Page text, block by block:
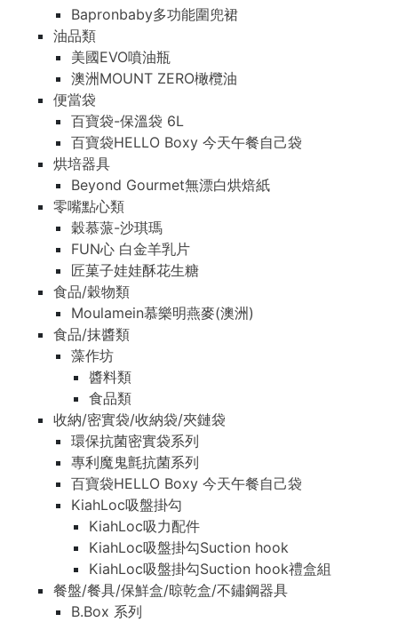
Bapronbaby多功能圍兜裙
油品類
美國EVO噴油瓶
澳洲MOUNT ZERO橄欖油
便當袋
百寶袋-保溫袋 6L
百寶袋HELLO Boxy 今天午餐自己袋
烘培器具
Beyond Gourmet無漂白烘焙紙
零嘴點心類
穀慕蒎-沙琪瑪
FUN心 白金羊乳片
匠菓子娃娃酥花生糖
食品/穀物類
Moulamein慕樂明燕麥(澳洲)
食品/抹醬類
藻作坊
醬料類
食品類
收納/密實袋/收納袋/夾鏈袋
環保抗菌密實袋系列
專利魔鬼氈抗菌系列
百寶袋HELLO Boxy 今天午餐自己袋
KiahLoc吸盤掛勾
KiahLoc吸力配件
KiahLoc吸盤掛勾Suction hook
KiahLoc吸盤掛勾Suction hook禮盒組
餐盤/餐具/保鮮盒/晾乾盒/不鏽鋼器具
B.Box 系列